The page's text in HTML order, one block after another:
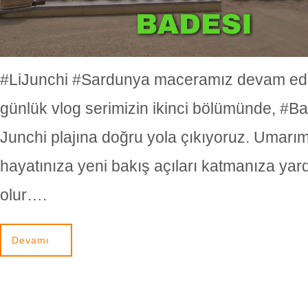
#LiJunchi #Sardunya maceramız devam
günlük vlog serimizin ikinci bölümünde,
Junchi plajına doğru yola çıkıyoruz.
hayatınıza yeni bakış açıları katmanıza
olur….
Devamı